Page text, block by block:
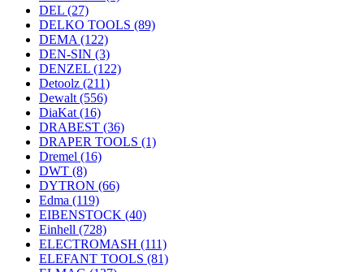
DEL (27)
DELKO TOOLS (89)
DEMA (122)
DEN-SIN (3)
DENZEL (122)
Detoolz (211)
Dewalt (556)
DiaKat (16)
DRABEST (36)
DRAPER TOOLS (1)
Dremel (16)
DWT (8)
DYTRON (66)
Edma (119)
EIBENSTOCK (40)
Einhell (728)
ELECTROMASH (111)
ELEFANT TOOLS (81)